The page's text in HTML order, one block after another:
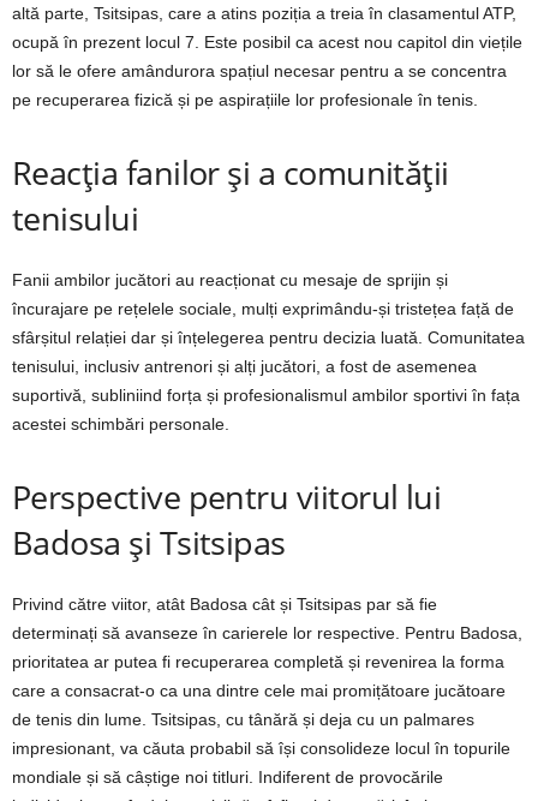
altă parte, Tsitsipas, care a atins poziția a treia în clasamentul ATP,
ocupă în prezent locul 7. Este posibil ca acest nou capitol din viețile
lor să le ofere amândurora spațiul necesar pentru a se concentra
pe recuperarea fizică și pe aspirațiile lor profesionale în tenis.
Reacția fanilor și a comunității
tenisului
Fanii ambilor jucători au reacționat cu mesaje de sprijin și
încurajare pe rețelele sociale, mulți exprimându-și tristețea față de
sfârșitul relației dar și înțelegerea pentru decizia luată. Comunitatea
tenisului, inclusiv antrenori și alți jucători, a fost de asemenea
suportivă, subliniind forța și profesionalismul ambilor sportivi în fața
acestei schimbări personale.
Perspective pentru viitorul lui
Badosa și Tsitsipas
Privind către viitor, atât Badosa cât și Tsitsipas par să fie
determinați să avanseze în carierele lor respective. Pentru Badosa,
prioritatea ar putea fi recuperarea completă și revenirea la forma
care a consacrat-o ca una dintre cele mai promițătoare jucătoare
de tenis din lume. Tsitsipas, cu tânără și deja cu un palmares
impresionant, va căuta probabil să își consolideze locul în topurile
mondiale și să câștige noi titluri. Indiferent de provocările